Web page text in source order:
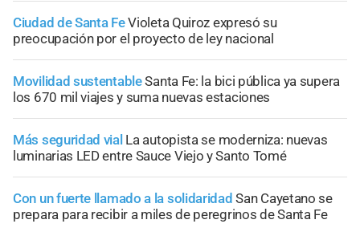
Ciudad de Santa FeVioleta Quiroz expresó su
preocupación por el proyecto de ley nacional
Movilidad sustentableSanta Fe: la bici pública ya supera
los 670 mil viajes y suma nuevas estaciones
Más seguridad vial La autopista se moderniza: nuevas
luminarias LED entre Sauce Viejo y Santo Tomé
Con un fuerte llamado a la solidaridad San Cayetano se
prepara para recibir a miles de peregrinos de Santa Fe